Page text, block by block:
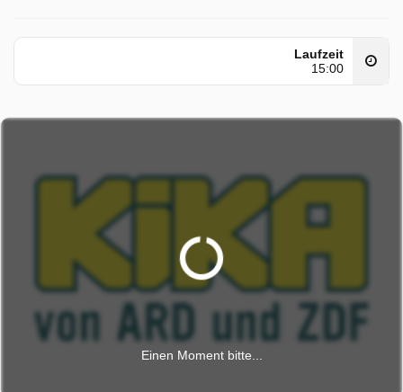
Laufzeit
15:00
Einen Moment bitte...